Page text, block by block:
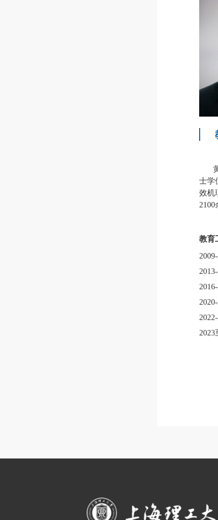
士学
效机
2100
教育
2023